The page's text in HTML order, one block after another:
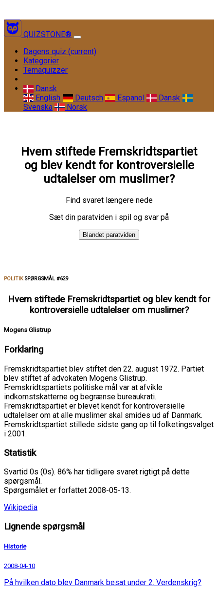
QUIZSTONE®
Dagens quiz (current)
Kategorier
Temaquizzer
Dansk
English
Deutsch Espanol
Dansk
Svenska
Norsk
Hvem stiftede Fremskridtspartiet
og blev kendt for kontroversielle
udtalelser om muslimer?
Find svaret længere nede
Sæt din paratviden i spil og svar på
Blandet paratviden
POLITIKSPØRGSMÅL #629
Hvem stiftede Fremskridtspartiet og blev kendt for
kontroversielle udtalelser om muslimer?
Mogens Glistrup
Forklaring
Fremskridtspartiet blev stiftet den 22. august 1972. Partiet
blev stiftet af advokaten Mogens Glistrup.
Fremskridtspartiets politiske mål var at afvikle
indkomstskatterne og begrænse bureaukrati.
Fremskridtspartiet er blevet kendt for kontroversielle
udtalelser om at alle muslimer skal smides ud af Danmark.
Fremskridtspartiet stillede sidste gang op til folketingsvalget
i 2001.
Statistik
Svartid 0s (0s). 86% har tidligere svaret rigtigt på dette
spørgsmål.
Spørgsmålet er forfattet 2008-05-13.
Wikipedia
Lignende spørgsmål
Historie
2008-04-10
På hvilken dato blev Danmark besat under 2. Verdenskrig?